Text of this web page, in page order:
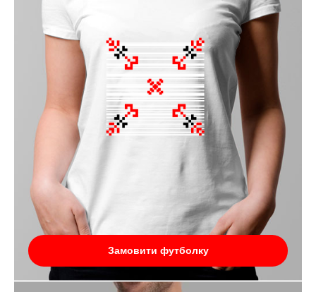
Замовити футболку